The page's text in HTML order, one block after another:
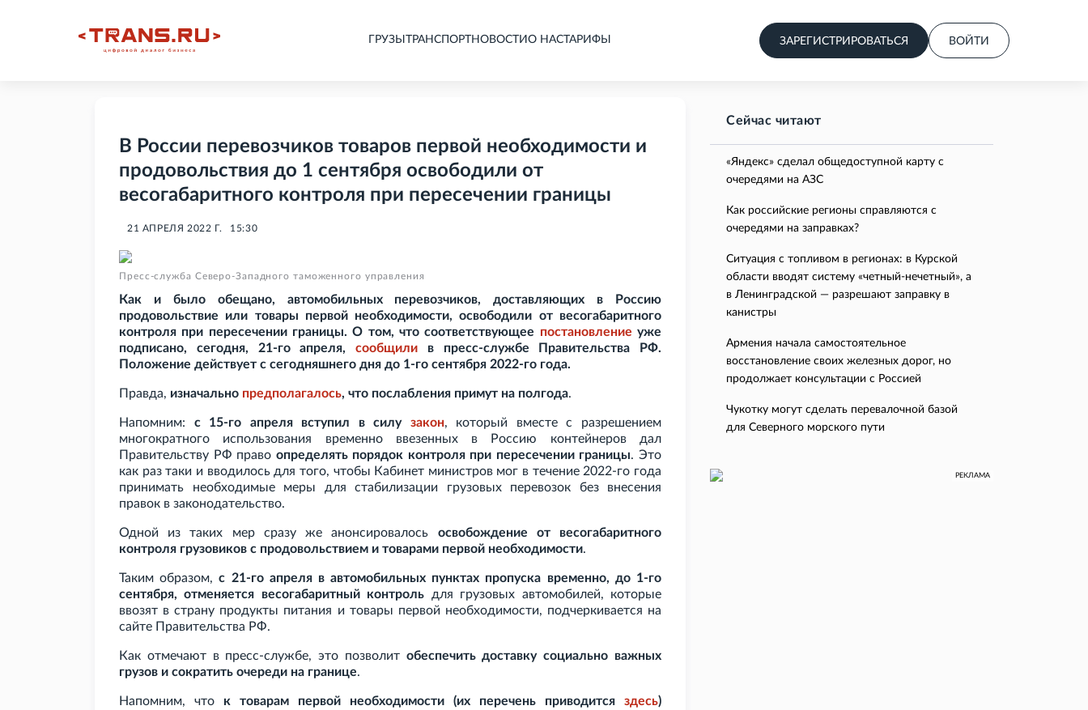
ГРУЗЫ ТРАНСПОРТНОВОСТИ О НАСТАРИФЫ ЗАРЕГИСТРИРОВАТЬСЯ ВОЙТИ
В России перевозчиков товаров первой необходимости и
продовольствия до 1 сентября освободили от
весогабаритного контроля при пересечении границы
21 АПРЕЛЯ 2022 Г. 15:30
Пресс-служба Северо-Западного таможенного управления
Как и было обещано, автомобильных перевозчиков, доставляющих в Россию
продовольствие или товары первой необходимости, освободили от весогабаритного
контроля при пересечении границы. О том, что соответствующее постановление уже
подписано, сегодня, 21-го апреля, сообщили в пресс-службе Правительства
РФ.
Положение действует с сегодняшнего дня до 1-го сентября 2022-го года.
Правда, изначально предполагалось, что послабления примут на полгода.
Напомним: с 15-го апреля вступил в силу закон, который вместе с разрешением
многократного использования временно ввезенных в Россию контейнеров дал
Правительству РФ право определять порядок контроля при пересечении границы. Это
как раз таки и вводилось для того, чтобы Кабинет министров мог в течение 2022-го года
принимать необходимые меры для стабилизации грузовых перевозок без внесения
правок в законодательство.
Одной из таких мер сразу же анонсировалось освобождение от весогабаритного
контроля грузовиков с продовольствием и товарами первой необходимости.
Таким образом,с 21-го апреля в автомобильных пунктах пропуска временно, до 1-го
сентября, отменяется весогабаритный контроль для грузовых автомобилей, которые
ввозят в страну продукты питания и товары первой необходимости, подчеркивается на
сайте Правительства РФ.
Как отмечают в пресс-службе, это позволит обеспечить доставку социально важных
грузов и сократить очереди на границе.
Напомним, что к товарам первой необходимости (их перечень приводится здесь)
Сейчас читают
«Яндекс» сделал общедоступной карту с
очередями на АЗС
Как российские регионы справляются с
очередями на заправках?
Ситуация с топливом в регионах: в Курской
области вводят систему «четный-нечетный», а
в Ленинградской — разрешают заправку в
канистры
Армения начала самостоятельное
восстановление своих железных дорог, но
продолжает консультации с Россией
Чукотку могут сделать перевалочной базой
для Северного морского пути
РЕКЛАМА